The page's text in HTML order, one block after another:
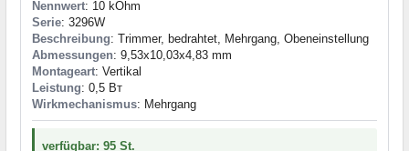
Nennwert: 10 kOhm
Serie: 3296W
Beschreibung: Trimmer, bedrahtet, Mehrgang, Obeneinstellung
Abmessungen: 9,53x10,03x4,83 mm
Montageart: Vertikal
Leistung: 0,5 Вт
Wirkmechanismus: Mehrgang
verfügbar: 95 St.